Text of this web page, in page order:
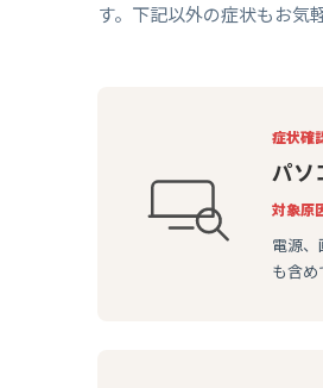
す。下記以外の症状もお気
症状確
パソ
電源
も含め
対象原